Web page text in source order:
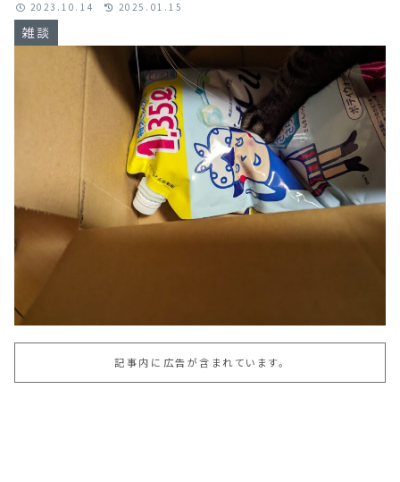
雑談
2023.10.14 2025.01.15
記事内に広告が含まれています。